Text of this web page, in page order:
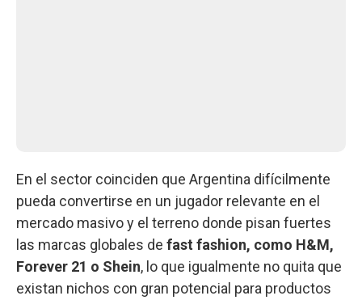
En el sector coinciden que Argentina difícilmente
pueda convertirse en un jugador relevante en el
mercado masivo y el terreno donde pisan fuertes
las marcas globales de fast fashion, como H&M,
Forever 21 o Shein, lo que igualmente no quita que
existan nichos con gran potencial para productos